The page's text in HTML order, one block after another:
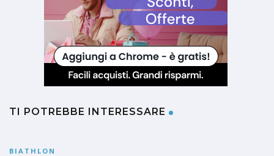
TI POTREBBE INTERESSARE
BIATHLON